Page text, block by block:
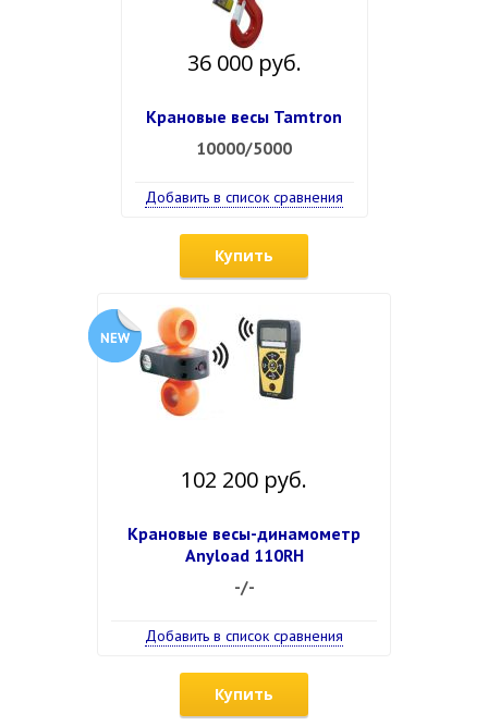
36 000 руб.
Крановые весы Tamtron
10000/5000
Добавить в список сравнения
Купить
102 200 руб.
Крановые весы-динамометр
Anyload 110RH
-/-
Добавить в список сравнения
Купить